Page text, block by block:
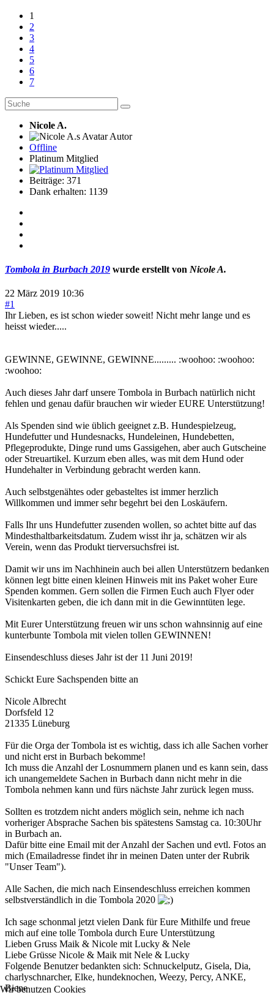
1
2
3
4
5
6
7
Nicole A.
Autor
Offline
Platinum Mitglied
Beiträge: 371
Dank erhalten: 1139
Tombola in Burbach 2019 wurde erstellt von Nicole A.
22 März 2019 10:36
#1
Ihr Lieben, es ist schon wieder soweit! Nicht mehr lange und es
heisst wieder.....
GEWINNE, GEWINNE, GEWINNE......... :woohoo: :woohoo:
:woohoo:
Auch dieses Jahr darf unsere Tombola in Burbach natürlich nicht
fehlen und genau dafür brauchen wir wieder EURE Unterstützung!
Als Spenden sind wie üblich geeignet z.B. Hundespielzeug,
Hundefutter und Hundesnacks, Hundeleinen, Hundebetten,
Pflegeprodukte, Dinge rund ums Gassigehen, aber auch Gutscheine
oder Streuartikel. Kurzum eben alles, was mit dem Hund oder
Hundehalter in Verbindung gebracht werden kann.
Auch selbstgenähtes oder gebasteltes ist immer herzlich
Willkommen und immer sehr begehrt bei den Loskäufern.
Falls Ihr uns Hundefutter zusenden wollen, so achtet bitte auf das
Mindesthaltbarkeitsdatum. Zudem wisst ihr ja, schätzen wir als
Verein, wenn das Produkt tierversuchsfrei ist.
Damit wir uns im Nachhinein auch bei allen Unterstützern bedanken
können legt bitte einen kleinen Hinweis mit ins Paket woher Eure
Spenden kommen. Gern sollen die Firmen Euch auch Flyer oder
Visitenkarten geben, die ich dann mit in die Gewinntüten lege.
Mit Eurer Unterstützung freuen wir uns schon wahnsinnig auf eine
kunterbunte Tombola mit vielen tollen GEWINNEN!
Einsendeschluss dieses Jahr ist der 11 Juni 2019!
Schickt Eure Sachspenden bitte an
Nicole Albrecht
Dorfsfeld 12
21335 Lüneburg
Für die Orga der Tombola ist es wichtig, dass ich alle Sachen vorher
und nicht erst in Burbach bekomme!
Ich muss die Anzahl der Losnummern planen und es kann sein, dass
ich unangemeldete Sachen in Burbach dann nicht mehr in die
Tombola nehmen kann und fürs nächste Jahr zurück legen muss.
Sollten es trotzdem nicht anders möglich sein, nehme ich nach
vorheriger Absprache Sachen bis spätestens Samstag ca. 10:30Uhr
in Burbach an.
Dafür bitte eine Email mit der Anzahl der Sachen und evtl. Fotos an
mich (Emailadresse findet ihr in meinen Daten unter der Rubrik
"Unser Team").
Alle Sachen, die mich nach Einsendeschluss erreichen kommen
selbstverständlich in die Tombola 2020
Ich sage schonmal jetzt vielen Dank für Eure Mithilfe und freue
mich auf eine tolle Tombola durch Eure Unterstützung
Lieben Gruss Maik & Nicole mit Lucky & Nele
Liebe Grüsse Nicole & Maik mit Nele & Lucky
Folgende Benutzer bedankten sich: Schnuckelputz, Gisela, Dia,
charlyschnarcher, Elke, hundeknochen, Weezy, Percy, ANKE,
Biene
Wir benutzen Cookies